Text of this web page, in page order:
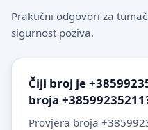
Praktični odgovori za
sigurnost poziva.
Čiji broj je
broja
Provjera broja